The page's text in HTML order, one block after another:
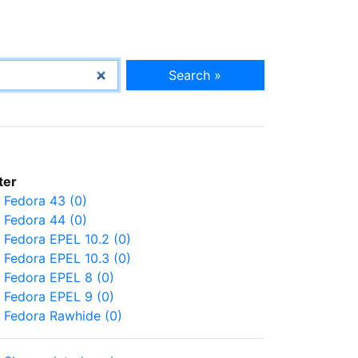
Search »
Fedora 43 (0)
Fedora 44 (0)
Fedora EPEL 10.2 (0)
Fedora EPEL 10.3 (0)
Fedora EPEL 8 (0)
Fedora EPEL 9 (0)
Fedora Rawhide (0)